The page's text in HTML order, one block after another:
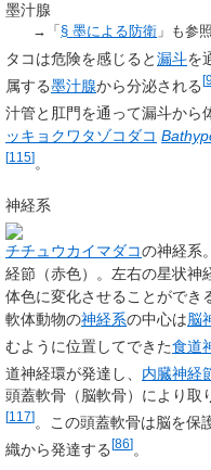
墨汁腺
→「 § 墨による防衛」も参照
タコは危険を感じると漏斗を
属する墨汁腺から分泌される [
汁管と肛門を通って漏斗から
ッキョクワタゾコダコ
[115]。
神経系
チチュウカイマダコの神経系
経節（赤色）。左右の星状神
体色に変化させることができ
軟体動物の神経系の中心は脳
むように位置してできた食道
道神経環が発達し、
内臓神経
頭蓋軟骨（脳軟骨）により取
[117]。この頭蓋軟骨は脳を保
織から発達する[86]。